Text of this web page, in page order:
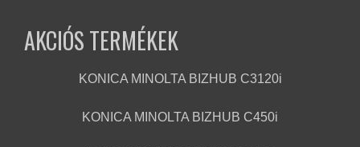
AKCIÓS TERMÉKEK
KONICA MINOLTA BIZHUB C3120i
KONICA MINOLTA BIZHUB C450i